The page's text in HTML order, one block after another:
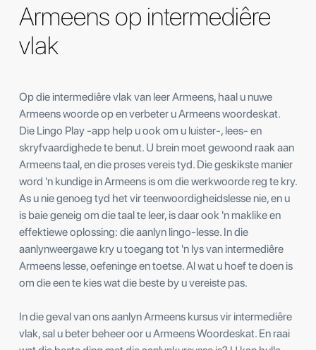
Armeens op intermediêre
vlak
Op die intermediêre vlak van leer Armeens, haal u nuwe
Armeens woorde op en verbeter u Armeens woordeskat.
Die Lingo Play -app help u ook om u luister-, lees- en
skryfvaardighede te benut. U brein moet gewoond raak aan
Armeens taal, en die proses vereis tyd. Die geskikste manier
word 'n kundige in Armeens is om die werkwoorde reg te kry.
As u nie genoeg tyd het vir teenwoordigheidslesse nie, en u
is baie geneig om die taal te leer, is daar ook 'n maklike en
effektiewe oplossing: die aanlyn lingo-lesse. In die
aanlynweergawe kry u toegang tot 'n lys van intermediêre
Armeens lesse, oefeninge en toetse. Al wat u hoef te doen is
om die een te kies wat die beste by u vereiste pas.
In die geval van ons aanlyn Armeens kursus vir intermediêre
vlak, sal u beter beheer oor u Armeens Woordeskat. En raai